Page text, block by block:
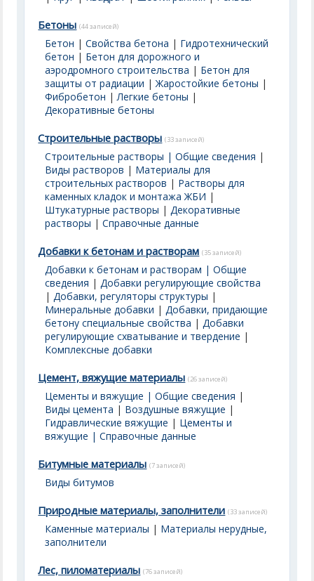
Бетоны (44 записей)
Бетон |Свойства бетона | Гидротехнический
бетон | Бетон для дорожного и
аэродромного строительства | Бетон для
защиты от радиации |Жаростойкие бетоны |
Фибробетон |Легкие бетоны |
Декоративные бетоны
Строительные растворы (33 записей)
Строительные растворы | Общие сведения |
Виды растворов | Материалы для
строительных растворов | Растворы для
каменных кладок и монтажа ЖБИ |
Штукатурные растворы |Декоративные
растворы |Справочные данные
Добавки к бетонам и растворам (35 записей)
Добавки к бетонам и растворам | Общие
сведения |Добавки регулирующие свойства
|Добавки, регуляторы структуры |
Минеральные добавки |Добавки, придающие
бетону специальные свойства |Добавки
регулирующие схватывание и твердение |
Комплексные добавки
Цемент, вяжущие материалы (26 записей)
Цементы и вяжущие | Общие сведения |
Виды цемента | Воздушные вяжущие |
Гидравлические вяжущие | Цементы и
вяжущие | Справочные данные
Битумные материалы (7 записей)
Виды битумов
Природные материалы, заполнители (33 записей)
Каменные материалы | Материалы нерудные,
заполнители
Лес, пиломатериалы (76 записей)